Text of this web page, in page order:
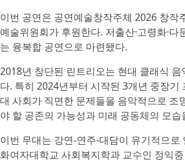
이번 공연은 공연예술창작주체 2026 창
예술위원회가 후원한다. 저출산·고령화·
는 융복합 공연으로 마련됐다.
2018년 창단된 린트리오는 현대 클래식
다. 특히 2024년부터 시작된 3개년 중장
대 사회가 직면한 문제들을 음악적으로
야 할 공존의 가능성과 미래 공동체의 모습
이번 무대는 강연-연주-대담이 유기적으
화여자대학교 사회복지학과 교수인 정익